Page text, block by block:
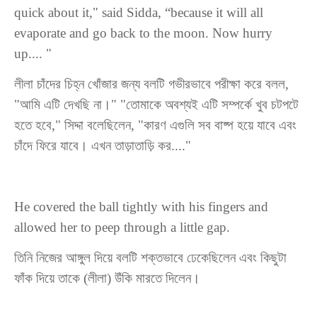
quick about it," said Sidda, “because it will all
evaporate and go back to the moon. Now hurry
up.... "
লীলা চাঁদের চিহ্ন খোঁজার জন্য বলটি গভীরভাবে পরীক্ষা করে বলল,
"আমি এটি দেখছি না।" "তোমাকে অবশ্যই এটি সম্পর্কে খুব চটপটে
হতে হবে," সিদ্দা বলেছিলেন, "কারণ এগুলি সব বাষ্প হয়ে যাবে এবং
চাঁদে ফিরে যাবে। এখন তাড়াতাড়ি কর...."
He covered the ball tightly with his fingers and
allowed her to peep through a little gap.
তিনি নিজের আঙ্গুল দিয়ে বলটি শক্তভাবে ঢেকেছিলেন এবং কিছুটা
ফাঁক দিয়ে তাকে (লীলা) উঁকি মারতে দিলেন।